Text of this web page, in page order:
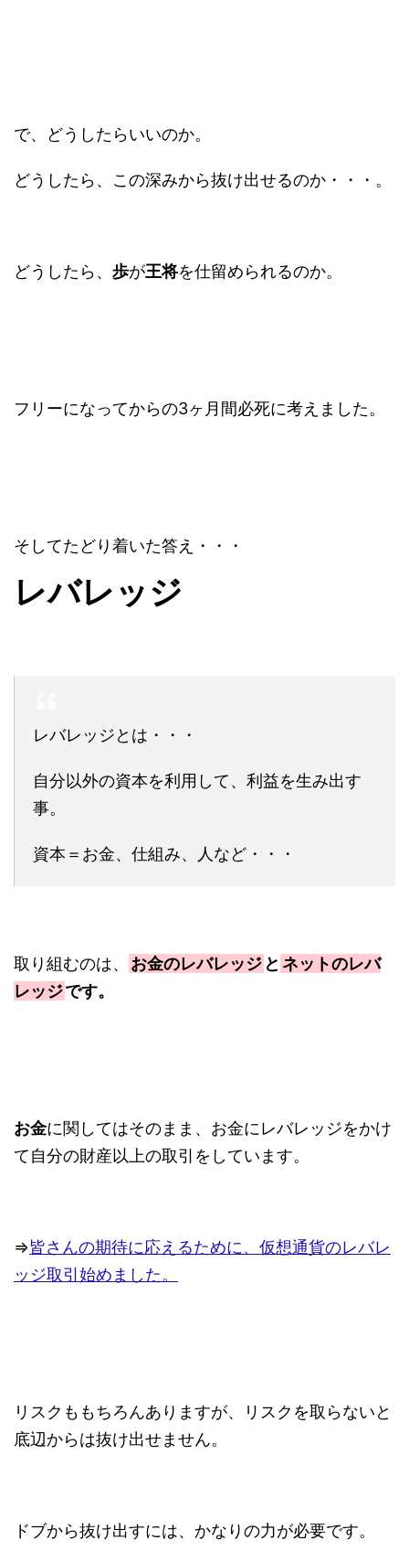
で、どうしたらいいのか。
どうしたら、この深みから抜け出せるのか・・・。
どうしたら、 歩が王将を仕留められるのか。
フリーになってからの3ヶ月間必死に考えました。
そしてたどり着いた答え・・・
レバレッジ
レバレッジとは・・・
自分以外の資本を利用して、利益を生み出す
事。
資本＝お金、仕組み、人など・・・
取り組むのは、 お金のレバレッジ と ネットのレバ
レッジです。
お金に関してはそのまま、お金にレバレッジをかけ
て自分の財産以上の取引をしています。
⇒皆さんの期待に応えるために、仮想通貨のレバレ
ッジ取引始めました。
リスクももちろんありますが、リスクを取らないと
底辺からは抜け出せません。
ドブから抜け出すには、かなりの力が必要です。